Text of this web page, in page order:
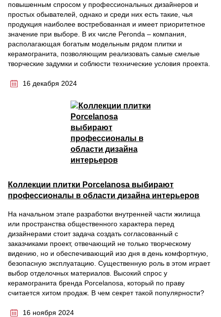
повышенным спросом у профессиональных дизайнеров и
простых обывателей, однако и среди них есть такие, чья
продукция наиболее востребованная и имеет приоритетное
значение при выборе. В их числе Peronda – компания,
располагающая богатым модельным рядом плитки и
керамогранита, позволяющим реализовать самые смелые
творческие задумки и соблюсти технические условия проекта.
16 декабря 2024
Коллекции плитки Porcelanosa выбирают
профессионалы в области дизайна интерьеров
На начальном этапе разработки внутренней части жилища
или пространства общественного характера перед
дизайнерами стоит задача создать согласованный с
заказчиками проект, отвечающий не только творческому
видению, но и обеспечивающий изо дня в день комфортную,
безопасную эксплуатацию. Существенную роль в этом играет
выбор отделочных материалов. Высокий спрос у
керамогранита бренда Porcelanosa, который по праву
считается хитом продаж. В чем секрет такой популярности?
16 ноября 2024